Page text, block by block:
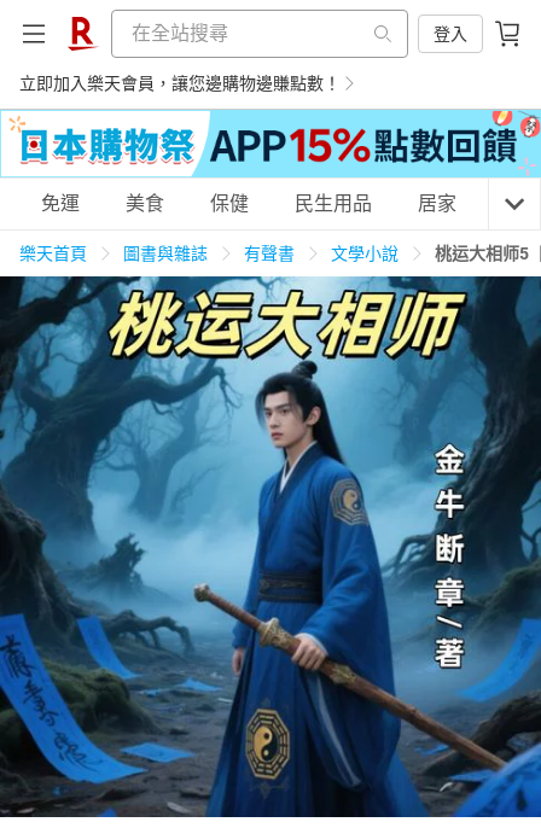
登入
立即加入樂天會員，讓您邊購物邊賺點數！
購物網分類
天天免運 美食蛋糕 養生保健 民生用品
3C家電 運動休閒 親子玩具
女裝 男裝 化妝保養 情趣用品
日本購物 電子/紙本書
HOT
免運 美食 保健 民生用品 居家 3C
樂天首頁 圖書與雜誌 有聲書 文學小說 桃运大相师5